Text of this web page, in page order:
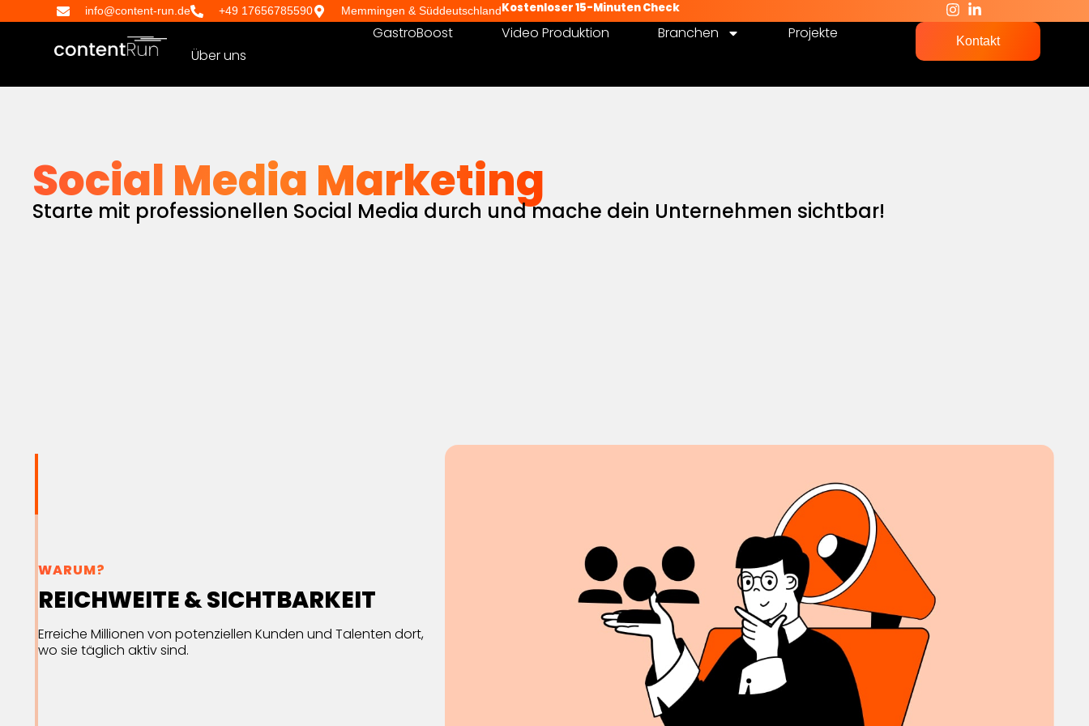
info@content-run.de +49 17656785590 Memmingen & SüddeutschlandKostenloser 15-Minuten Check
GastroBoost Video Produktion Branchen
Projekte
Über uns
Kontakt
Social Media Marketing
Starte mit professionellen Social Media durch und mache dein Unternehmen sichtbar!
WARUM?
REICHWEITE & SICHTBARKEIT
Erreiche Millionen von potenziellen Kunden und Talenten dort,
wo sie täglich aktiv sind.